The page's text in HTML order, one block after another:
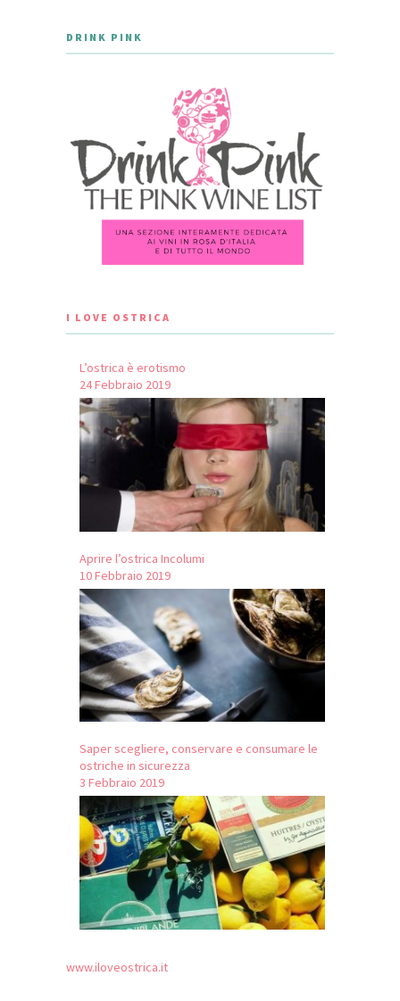
DRINK PINK
I LOVE OSTRICA
L’ostrica è erotismo
24 Febbraio 2019
Aprire l’ostrica Incolumi
10 Febbraio 2019
Saper scegliere, conservare e consumare le
ostriche in sicurezza
3 Febbraio 2019
www.iloveostrica.it